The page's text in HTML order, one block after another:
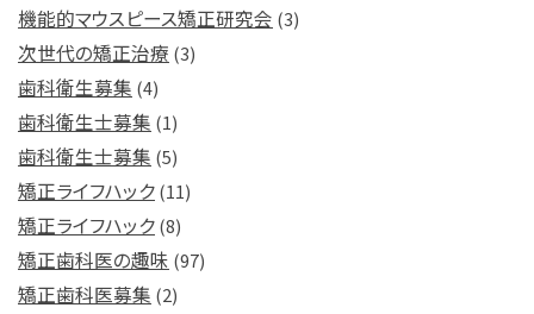
機能的マウスピース矯正研究会 (3)
次世代の矯正治療 (3)
歯科衛生募集 (4)
歯科衛生士募集 (1)
歯科衛生士募集 (5)
矯正ライフハック(11)
矯正ライフハック(8)
矯正歯科医の趣味 (97)
矯正歯科医募集 (2)